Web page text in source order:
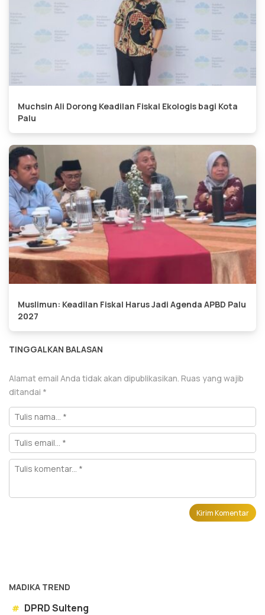
Muchsin Ali Dorong Keadilan Fiskal Ekologis bagi Kota
Palu
Muslimun: Keadilan Fiskal Harus Jadi Agenda APBD Palu
2027
TINGGALKAN BALASAN
Alamat email Anda tidak akan dipublikasikan. Ruas yang wajib
ditandai *
MADIKA TREND
# DPRD Sulteng